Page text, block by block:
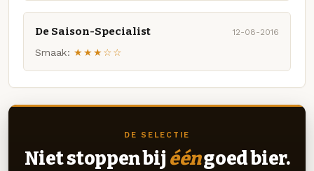
De Saison-Specialist 12-08-2016
Smaak: ★★★☆☆
DE SELECTIE
Niet stoppen bij ééngoed bier.